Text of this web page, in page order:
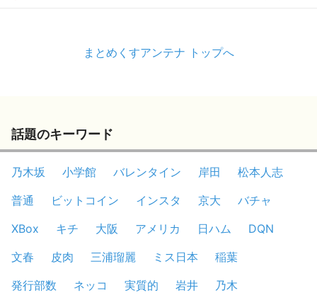
まとめくすアンテナ トップへ
話題のキーワード
乃木坂 小学館 バレンタイン 岸田
松本人志
普通
ビットコイン インスタ 京大
バチャ
XBox
キチ 大阪 アメリカ 日ハム
DQN
文春
皮肉 三浦瑠麗 ミス日本
稲葉
発行部数
ネッコ 実質的 岩井
乃木